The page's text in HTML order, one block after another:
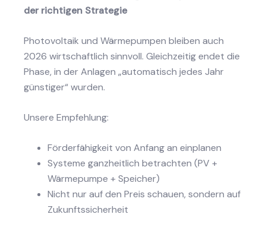
der richtigen Strategie
Photovoltaik und Wärmepumpen bleiben auch
2026 wirtschaftlich sinnvoll. Gleichzeitig endet die
Phase, in der Anlagen „automatisch jedes Jahr
günstiger“ wurden.
Unsere Empfehlung:
Förderfähigkeit von Anfang an einplanen
Systeme ganzheitlich betrachten (PV +
Wärmepumpe + Speicher)
Nicht nur auf den Preis schauen, sondern auf
Zukunftssicherheit